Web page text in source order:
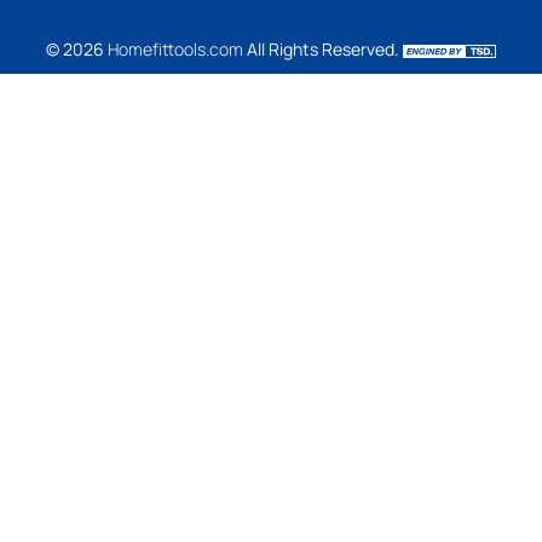
© 2026 Homefittools.com All Rights Reserved.